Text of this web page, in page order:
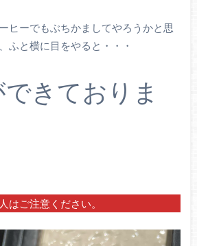
ヒーでもぶちかましてやろうかと思
ふと横に目をやると・・・
きておりま
はご注意ください。